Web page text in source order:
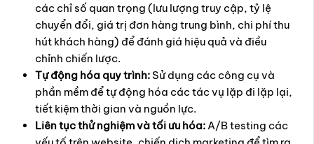
các chỉ số quan trọng (lưu lượng truy cập, tỷ lệ
chuyển đổi, giá trị đơn hàng trung bình, chi phí thu
hút khách hàng) để đánh giá hiệu quả và điều
chỉnh chiến lược.
Tự động hóa quy trình: Sử dụng các công cụ và
phần mềm để tự động hóa các tác vụ lặp đi lặp lại,
tiết kiệm thời gian và nguồn lực.
Liên tục thử nghiệm và tối ưu hóa:A/B testing các